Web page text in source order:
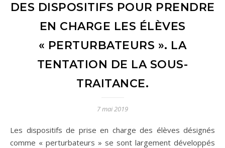
DES DISPOSITIFS POUR PRENDRE
EN CHARGE LES ÉLÈVES
« PERTURBATEURS ». LA
TENTATION DE LA SOUS-
TRAITANCE.
7 mai 2019
Les dispositifs de prise en charge des élèves désignés
comme « perturbateurs » se sont largement développés